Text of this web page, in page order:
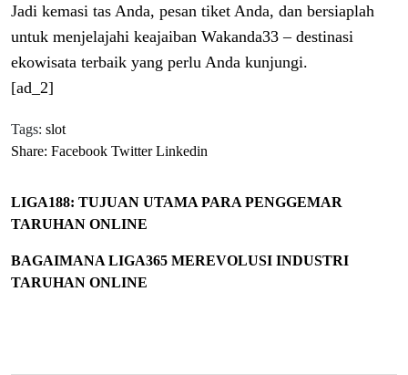
Jadi kemasi tas Anda, pesan tiket Anda, dan bersiaplah
untuk menjelajahi keajaiban Wakanda33 – destinasi
ekowisata terbaik yang perlu Anda kunjungi.
[ad_2]
Tags: slot
Share: Facebook Twitter Linkedin
LIGA188: TUJUAN UTAMA PARA PENGGEMAR
TARUHAN ONLINE
BAGAIMANA LIGA365 MEREVOLUSI INDUSTRI
TARUHAN ONLINE